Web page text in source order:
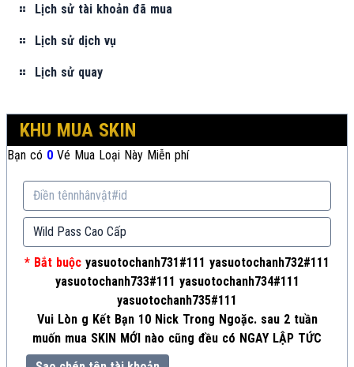
Lịch sử tài khoản đã mua
Lịch sử dịch vụ
Lịch sử quay
KHU MUA SKIN
Bạn có 0 Vé Mua Loại Này Miễn phí
* Bắt buộc yasuotochanh731#111 yasuotochanh732#111
yasuotochanh733#111 yasuotochanh734#111
yasuotochanh735#111
Vui Lòn g Kết Bạn 10 Nick Trong Ngoặc. sau 2 tuần
muốn mua SKIN MỚI nào cũng đều có NGAY LẬP TỨC